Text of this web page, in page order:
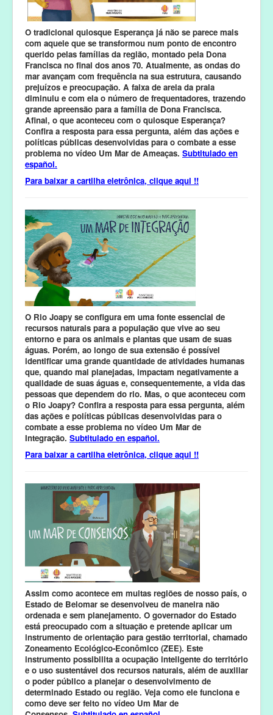
O tradicional quiosque Esperança já não se parece mais
com aquele que se transformou num ponto de encontro
querido pelas famílias da região, montado pela Dona
Francisca no final dos anos 70. Atualmente, as ondas do
mar avançam com frequência na sua estrutura, causando
prejuízos e preocupação. A faixa de areia da praia
diminuiu e com ela o número de frequentadores, trazendo
grande apreensão para a família de Dona Francisca.
Afinal, o que aconteceu com o quiosque Esperança?
Confira a resposta para essa pergunta, além das ações e
políticas públicas desenvolvidas para o combate a esse
problema no vídeo Um Mar de Ameaças. Subtitulado en
español.
Para baixar a cartilha eletrônica, clique aqui !!
O Rio Joapy se configura em uma fonte essencial de
recursos naturais para a população que vive ao seu
entorno e para os animais e plantas que usam de suas
águas. Porém, ao longo de sua extensão é possível
identificar uma grande quantidade de atividades humanas
que, quando mal planejadas, impactam negativamente a
qualidade de suas águas e, consequentemente, a vida das
pessoas que dependem do rio. Mas, o que aconteceu com
o Rio Joapy? Confira a resposta para essa pergunta, além
das ações e políticas públicas desenvolvidas para o
combate a esse problema no vídeo Um Mar de
Integração. Subtitulado en español.
Para baixar a cartilha eletrônica, clique aqui !!
Assim como acontece em muitas regiões de nosso país, o
Estado de Belomar se desenvolveu de maneira não
ordenada e sem planejamento. O governador do Estado
está preocupado com a situação e pretende aplicar um
instrumento de orientação para gestão territorial, chamado
Zoneamento Ecológico-Econômico (ZEE). Este
instrumento possibilita a ocupação inteligente do território
e o uso sustentável dos recursos naturais, além de auxiliar
o poder público a planejar o desenvolvimento de
determinado Estado ou região. Veja como ele funciona e
como deve ser feito no vídeo Um Mar de